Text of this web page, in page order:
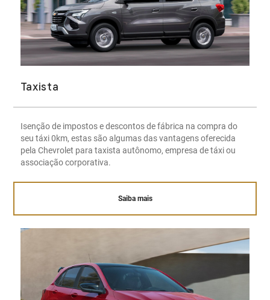
Taxista
Isenção de impostos e descontos de fábrica na compra do
seu táxi 0km, estas são algumas das vantagens oferecida
pela Chevrolet para taxista autônomo, empresa de táxi ou
associação corporativa.
Saiba mais